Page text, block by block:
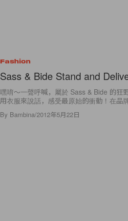
Fashion
Sass & Bide Stand and
嘿唷～一聲呼喊，屬於 Sass & Bide 的狂
用衣服來說話，感受最原始的衝動！在品
By Bambina/2012年5月22日